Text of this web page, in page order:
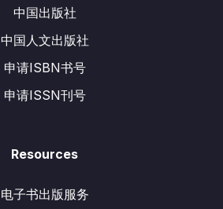
中国出版社
中国人文出版社
申请ISBN书号
申请ISSN刊号
Resources
电子书出版服务